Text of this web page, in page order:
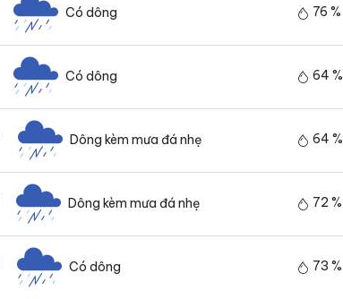
Có dông 76 %
Có dông 64 %
Dông kèm mưa đá nhẹ 64 %
Dông kèm mưa đá nhẹ 72 %
Có dông 73 %